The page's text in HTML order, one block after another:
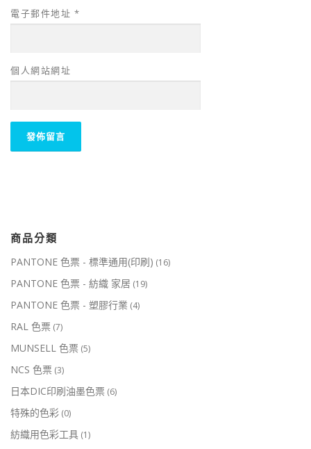
電子郵件地址 *
個人網站網址
商品分類
PANTONE 色票 - 標準通用(印刷) (16)
PANTONE 色票 - 紡織 家居 (19)
PANTONE 色票 - 塑膠行業 (4)
RAL 色票 (7)
MUNSELL 色票 (5)
NCS 色票 (3)
日本DIC印刷油墨色票 (6)
特殊的色彩 (0)
紡織用色彩工具 (1)